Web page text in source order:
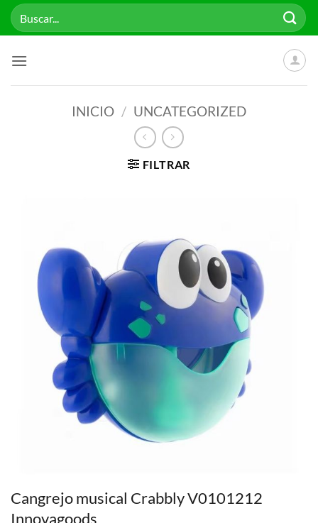
Saltar
Buscar
por:
INICIO / UNCATEGORIZED
FILTRAR
Cangrejo musical Crabbly V0101212
Innovagoods